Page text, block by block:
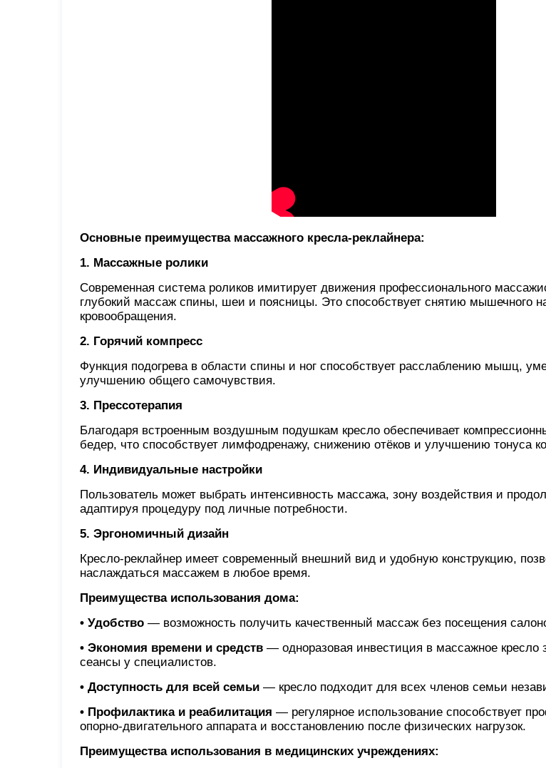
Основные преимущества массажного кресла-реклайнера:
1. Массажные ролики
Современная система роликов имитирует движения профессионального
глубокий массаж спины, шеи и поясницы. Это способствует снятию мышечного
кровообращения.
2. Горячий компресс
Функция подогрева в области спины и ног способствует расслаблению мышц,
улучшению общего самочувствия.
3. Прессотерапия
Благодаря встроенным воздушным подушкам кресло обеспечивает
бедер, что способствует лимфодренажу, снижению отёков и улучшению тонуса
4. Индивидуальные настройки
Пользователь может выбрать интенсивность массажа, зону воздействия и
адаптируя процедуру под личные потребности.
5. Эргономичный дизайн
Кресло-реклайнер имеет современный внешний вид и удобную конструкцию,
наслаждаться массажем в любое время.
Преимущества использования дома:
• Удобство — возможность получить качественный массаж без посещения
• Экономия времени и средств — одноразовая инвестиция в массажное кресло
сеансы у специалистов.
• Доступность для всей семьи — кресло подходит для всех членов семьи
• Профилактика и реабилитация — регулярное использование способствует
опорно-двигательного аппарата и восстановлению после физических нагрузок.
Преимущества использования в медицинских учреждениях: